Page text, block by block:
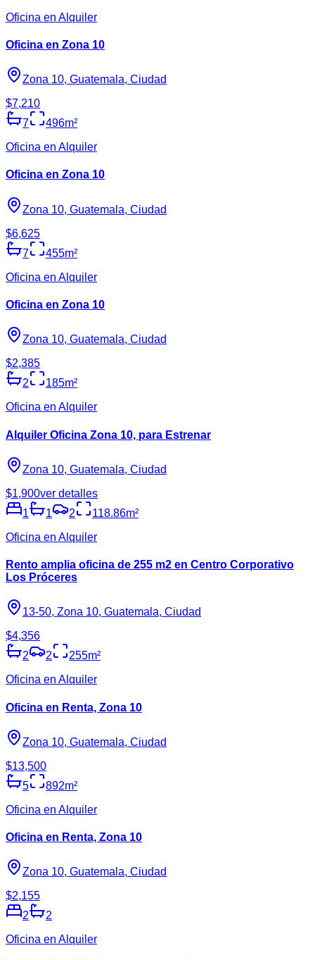
Oficina en Alquiler
Oficina en Zona 10
Zona 10, Guatemala, Ciudad
$7,210
7
496m²
Oficina en Alquiler
Oficina en Zona 10
Zona 10, Guatemala, Ciudad
$6,625
7
455m²
Oficina en Alquiler
Oficina en Zona 10
Zona 10, Guatemala, Ciudad
$2,385
2
185m²
Oficina en Alquiler
Alquiler Oficina Zona 10, para Estrenar
Zona 10, Guatemala, Ciudad
$1,900ver detalles
1
1 2 118.86m²
Oficina en Alquiler
Rento amplia oficina de 255 m2 en Centro Corporativo
Los Próceres
13-50, Zona 10, Guatemala, Ciudad
$4,356
2
2 255m²
Oficina en Alquiler
Oficina en Renta, Zona 10
Zona 10, Guatemala, Ciudad
$13,500
5
892m²
Oficina en Alquiler
Oficina en Renta, Zona 10
Zona 10, Guatemala, Ciudad
$2,155
2
2
Oficina en Alquiler